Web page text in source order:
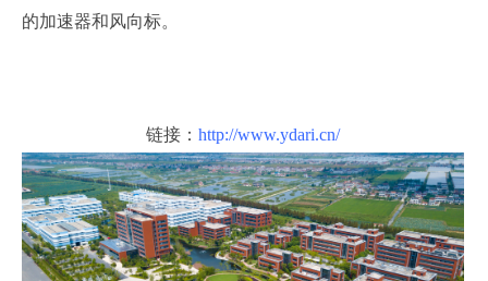
的加速器和风向标。
链接： http://www.ydari.cn/